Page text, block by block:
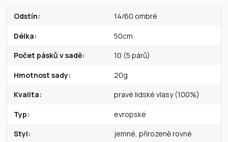
Odstín 14/60 ombré
Délka 50cm
Počet pásků v sadě 10 (5 párů)
Hmotnost sady 20g
Kvalita pravé lidské vlasy (100%)
Typ evropské
Styl jemné, přirozeně rovné